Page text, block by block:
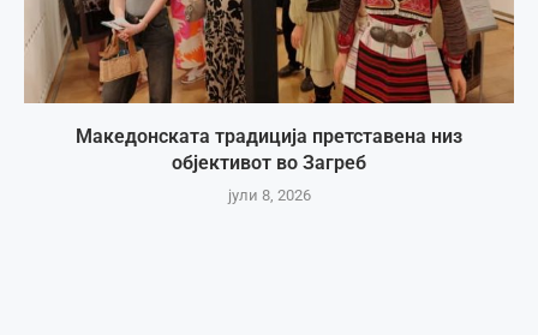
Македонската традиција претставена низ
објективот во Загреб
јули 8, 2026